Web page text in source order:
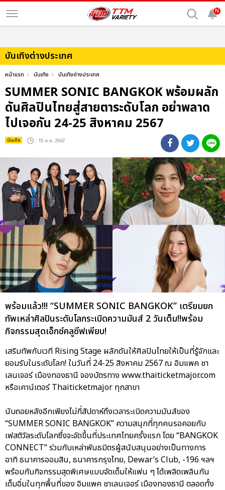
N
บันเทิงต่างประเทศ
หน้าแรก บันเทิง บันเทิงต่างประเทศ
SUMMER SONIC BANGKOK พร้อมผลัก
ดันศิลปินไทยสู่สายตาระดับโลก อย่าพลาด
ไปเจอกัน 24-25 สิงหาคม 2567
บันเทิง : 15 ส.ค. 2567
พร้อมแล้ว!!! “SUMMER SONIC BANGKOK” เตรียมยก
ทัพเหล่าศิลปินระดับโลกระเบิดความมันส์ 2 วันเต็ม!!พร้อม
กิจกรรมสุดเอ็กซ์คลูซีฟเพียบ!
เสริมทัพกับเวที Rising Stage ผลักดันให้ศิลปินไทยให้เป็นที่รู้จักและ
ยอมรับในระดับโลก! ในวันที่ 24-25 สิงหาคม 2567 ณ อิมแพค ชา
เลนเจอร์ เมืองทองธานี จองบัตรทาง www.thaiticketmajor.com
หรือเคาน์เตอร์ Thaiticketmajor ทุกสาขา
นับถอยหลังอีกเพียงไม่กี่สัปดาห์ถึงเวลาระเบิดความมันส์ของ
“SUMMER SONIC BANGKOK” ความสนุกที่ทุกคนรอคอยกับ
เฟสติวัลระดับโลกซึ่งจะจัดขึ้นที่ประเทศไทยครั้งแรก โดย “BANGKOK
CONNECT” ร่วมกับเหล่าพันธมิตรผู้สนับสนุนอย่างเป็นทางการ
อาทิ ธนาคารออมสิน, ธนาคารกรุงไทย, Dewar’s Club, -196 ฯลฯ
พร้อมกับกิจกรรมสุดพิเศษแบบจัดเต็มให้แฟน ๆ ได้เพลิดเพลินกัน
เต็มอิ่มในทุกพื้นที่ของ อิมแพค ชาเลนเจอร์ เมืองทองธานี ตลอดทั้ง